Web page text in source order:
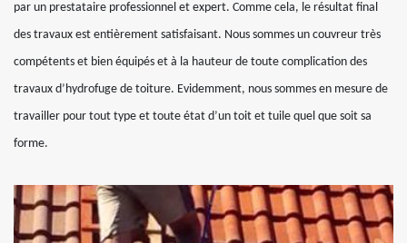
par un prestataire professionnel et expert. Comme cela, le résultat final
des travaux est entièrement satisfaisant. Nous sommes un couvreur très
compétents et bien équipés et à la hauteur de toute complication des
travaux d’hydrofuge de toiture. Evidemment, nous sommes en mesure de
travailler pour tout type et toute état d’un toit et tuile quel que soit sa
forme.